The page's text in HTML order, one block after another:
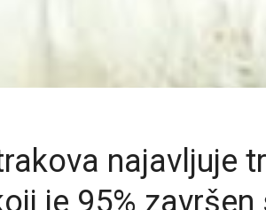
najavljuje
je 95% završen